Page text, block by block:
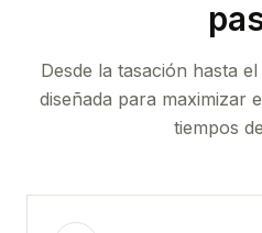
Desde la tasación hasta
diseñada para maximizar
tiempos